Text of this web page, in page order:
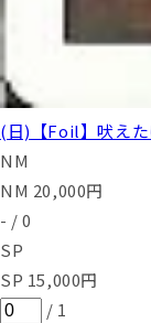
(日)【Foil】吠え
NM
NM 20,000円
- / 0
SP
SP 15,000円
/ 1